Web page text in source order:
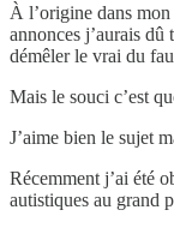
À l’origine dans
annonces j’aurais
démêler le vrai du
Mais le souci c’est
J’aime bien le sujet
Récemment j’ai été
autistiques au grand